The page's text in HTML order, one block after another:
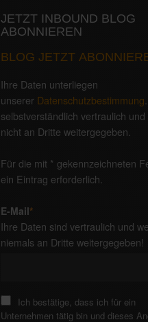
JETZT INBOUND BLOG
ABONNIEREN
BLOG JETZT
Ihre Daten unterliegen
unserer Datenschutzbestimmung
selbstverständlich vertraulich
nicht an Dritte weitergegeben.
Für die mit * gekennzeichneten
ein Eintrag erforderlich.
E-Mail*
Ihre Daten sind vertraulich und
niemals an Dritte weitergegeben!
Ich bestätige, dass ich für ein
Unternehmen tätig bin und dieses